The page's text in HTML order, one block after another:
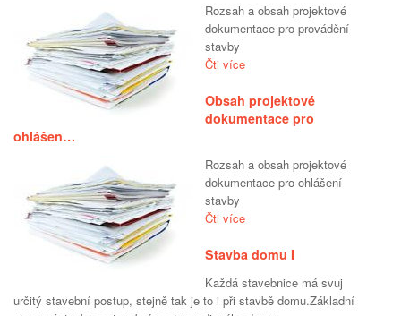
Rozsah a obsah projektové
dokumentace pro provádění
stavby
Čti více
Obsah projektové
dokumentace pro
ohlášen…
Rozsah a obsah projektové
dokumentace pro ohlášení
stavby
Čti více
Stavba domu I
Každá stavebnice má svuj
určitý stavební postup, stejně tak je to i při stavbě domu.Základní